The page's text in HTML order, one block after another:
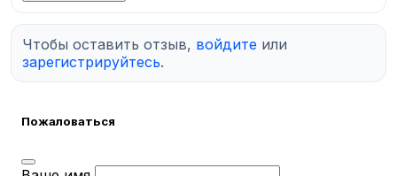
Чтобы оставить отзыв, войдите или
зарегистрируйтесь.
Пожаловаться